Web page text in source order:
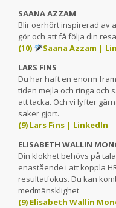
SAANA AZZAM
Blir oerhört inspirerad av
gör och att få följa din
(10)
Saana Azzam |
LARS FINS
Du har haft en enorm
tiden mejla och ringa och
att tacka. Och vi lyfter
saker gjort.
(9) Lars Fins | LinkedIn
ELISABETH WALLIN
Din klokhet behövs på
enastående i att koppla
resultatfokus. Du kan
medmänsklighet
(9) Elisabeth Wallin